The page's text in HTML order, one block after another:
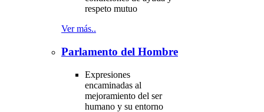
respeto mutuo
Ver más..
Parlamento del Hombre
Expresiones
encaminadas al
mejoramiento del ser
humano y su entorno